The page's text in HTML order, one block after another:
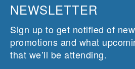
NEWSLETTER
Sign up to get notified of
promotions and what
that we’ll be attending.